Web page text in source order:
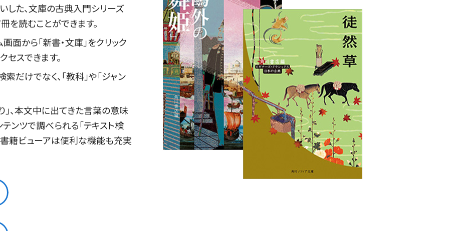
た、文庫の古典入門シリーズ
を読むことができます。
面から「新書・文庫」をクリック
セスできます。
だけでなく、「教科」や「ジャン
」、本文中に出てきた言葉の意味
ンツで調べられる「テキスト検
書籍ビューアは便利な機能も充実